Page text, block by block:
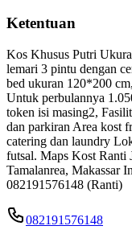
Ketentuan
Kos Khusus Putri
lemari 3 pintu dengan
bed ukuran 120*200
Untuk perbulannya
token isi masing2,
dan parkiran Area kost
catering dan laundry
futsal. Maps Kost Ranti
Tamalanrea, Makassar
082191576148 (Ranti)
082191576148